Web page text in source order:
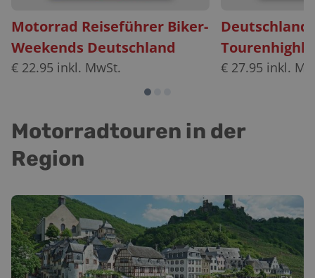
Motorrad Reiseführer Biker-
Weekends Deutschland
€ 22.95 inkl. MwSt. € 27.95 inkl.
Motorradtouren in der
Region